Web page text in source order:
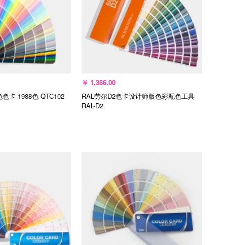
色卡 1988色 QTC102
￥ 1,386.00
RAL劳尔D2色卡设计师版色彩配色工具
RAL-D2
加入购物车